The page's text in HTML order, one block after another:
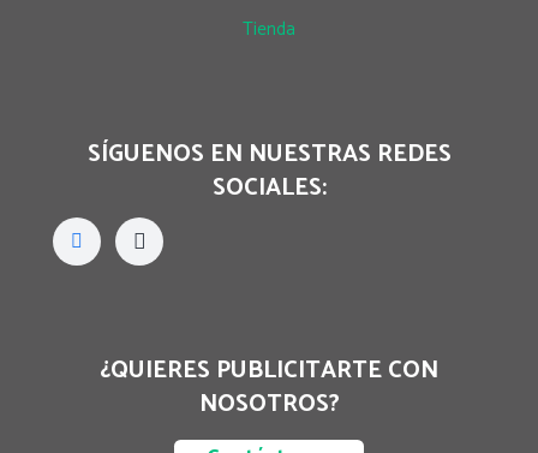
Tienda
SÍGUENOS EN NUESTRAS REDES
SOCIALES:
¿QUIERES PUBLICITARTE CON
NOSOTROS?